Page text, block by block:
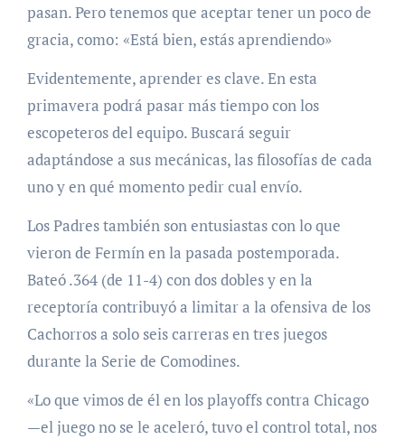
pasan. Pero tenemos que aceptar tener un poco de
gracia, como: «Está bien, estás aprendiendo»
Evidentemente, aprender es clave. En esta
primavera podrá pasar más tiempo con los
escopeteros del equipo. Buscará seguir
adaptándose a sus mecánicas, las filosofías de cada
uno y en qué momento pedir cual envío.
Los Padres también son entusiastas con lo que
vieron de Fermín en la pasada postemporada.
Bateó .364 (de 11-4) con dos dobles y en la
receptoría contribuyó a limitar a la ofensiva de los
Cachorros a solo seis carreras en tres juegos
durante la Serie de Comodines.
«Lo que vimos de él en los playoffs contra Chicago
—el juego no se le aceleró, tuvo el control total, nos